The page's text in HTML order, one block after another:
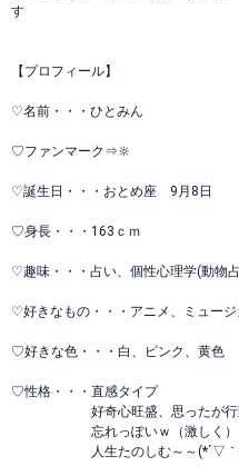
す
【プロフィール】
♡名前・・・ひとみん
♡ファンマーク⇒🔆
♡誕生日・・・おとめ座 9月8日
♡身長・・・163ｃｍ
♡趣味・・・占い、個性心理学(動物
♡好きなもの・・・アニメ、ミュージ
♡好きな色・・・白、ピンク、黄色
♡性格・・・直感タイプ
好奇心旺盛、思ったが行
忘れっぽいｗ（激しく）
人生たのしむ～～(*´▽｀